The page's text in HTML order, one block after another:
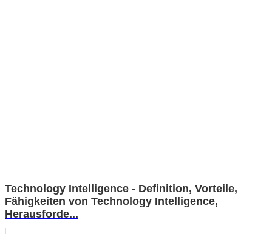
Technology Intelligence - Definition, Vorteile,
Fähigkeiten von Technology Intelligence,
Herausforde...